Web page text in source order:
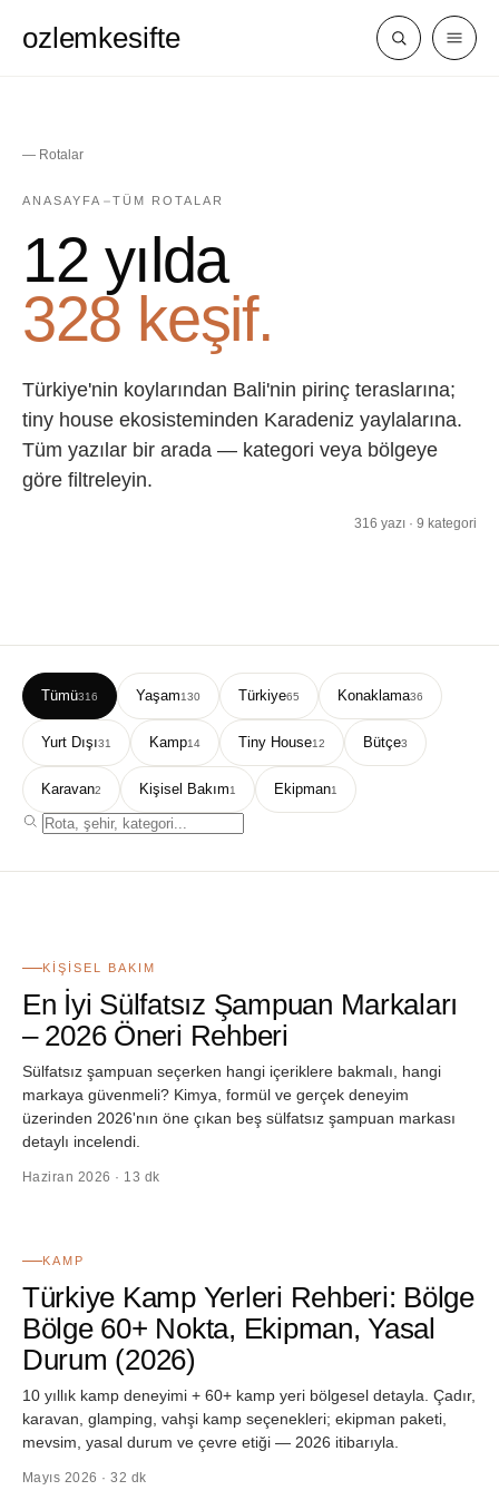
ozlemkesifte
— Rotalar
ANASAYFA TÜM ROTALAR
12 yılda
328 keşif.
Türkiye'nin koylarından Bali'nin pirinç teraslarına;
tiny house ekosisteminden Karadeniz yaylalarına.
Tüm yazılar bir arada — kategori veya bölgeye
göre filtreleyin.
316 yazı · 9 kategori
Tümü316 Yaşam130 Türkiye65 Konaklama36
Yurt Dışı31 Kamp14 Tiny House12 Bütçe3
Karavan2 Kişisel Bakım1 Ekipman1
KIŞISEL BAKIM
En İyi Sülfatsız Şampuan Markaları
– 2026 Öneri Rehberi
Sülfatsız şampuan seçerken hangi içeriklere bakmalı, hangi
markaya güvenmeli? Kimya, formül ve gerçek deneyim
üzerinden 2026'nın öne çıkan beş sülfatsız şampuan markası
detaylı incelendi.
Haziran 2026 · 13 dk
KAMP
Türkiye Kamp Yerleri Rehberi: Bölge
Bölge 60+ Nokta, Ekipman, Yasal
Durum (2026)
10 yıllık kamp deneyimi + 60+ kamp yeri bölgesel detayla. Çadır,
karavan, glamping, vahşi kamp seçenekleri; ekipman paketi,
mevsim, yasal durum ve çevre etiği — 2026 itibarıyla.
Mayıs 2026 · 32 dk